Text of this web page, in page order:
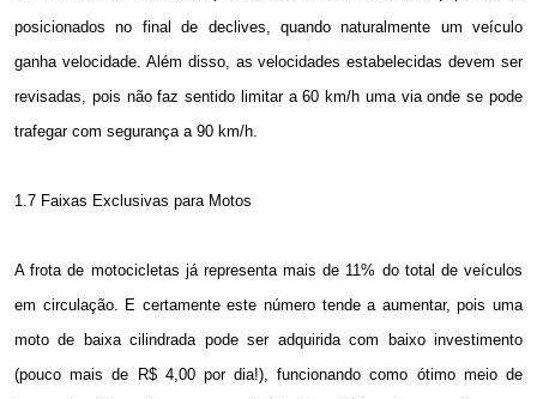
posicionados no final de declives, quando naturalmente um veículo
ganha velocidade. Além disso, as velocidades estabelecidas devem ser
revisadas, pois não faz sentido limitar a60 km/h uma via onde se pode
trafegar com segurança a 90 km/h.
1.7 Faixas Exclusivas para Motos
A frota de motocicletas já representa mais de 11% do total de veículos
em circulação. E certamente este número tende a aumentar, pois uma
moto de baixa cilindrada pode ser adquirida com baixo investimento
(pouco mais de R$ 4,00 por dia!), funcionando como ótimo meio de